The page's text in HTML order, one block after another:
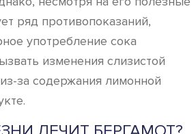
ряд противопоказаний,
употребление сока
изменения слизистой
за содержания лимонной